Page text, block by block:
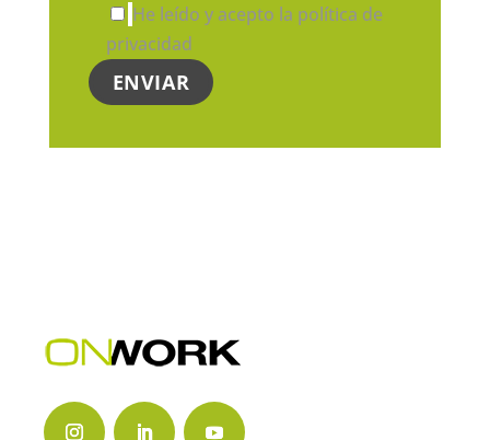
He leído y acepto la política de
privacidad